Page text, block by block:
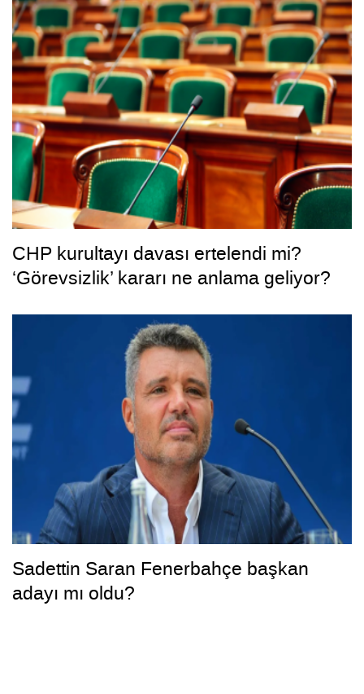
CHP kurultayı davası ertelendi mi?
‘Görevsizlik’ kararı ne anlama geliyor?
Sadettin Saran Fenerbahçe başkan
adayı mı oldu?